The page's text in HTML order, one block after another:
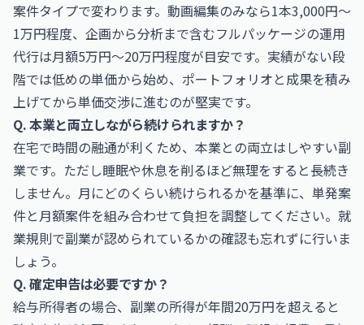
案件タイプで変わります。動画編集のみなら1本3,000円〜
1万円程度、企画から分析まで含むフルパッケージの運用
代行は月額5万円〜20万円程度が目安です。実績がない段
階では低めの単価から始め、ポートフォリオと成果を積み
上げてから単価交渉に進むのが堅実です。
Q. 本業と両立しながら続けられますか？
在宅で時間の融通が利くため、本業との両立はしやすい副
業です。ただし睡眠や休息を削るほど無理をすると長続き
しません。月にどのくらい続けられるかを基準に、単発案
件と月額案件を組み合わせて負担を調整してください。就
業規則で副業が認められているかの確認も忘れずに行いま
しょう。
Q. 確定申告は必要ですか？
給与所得者の場合、副業の所得が年間20万円を超えると